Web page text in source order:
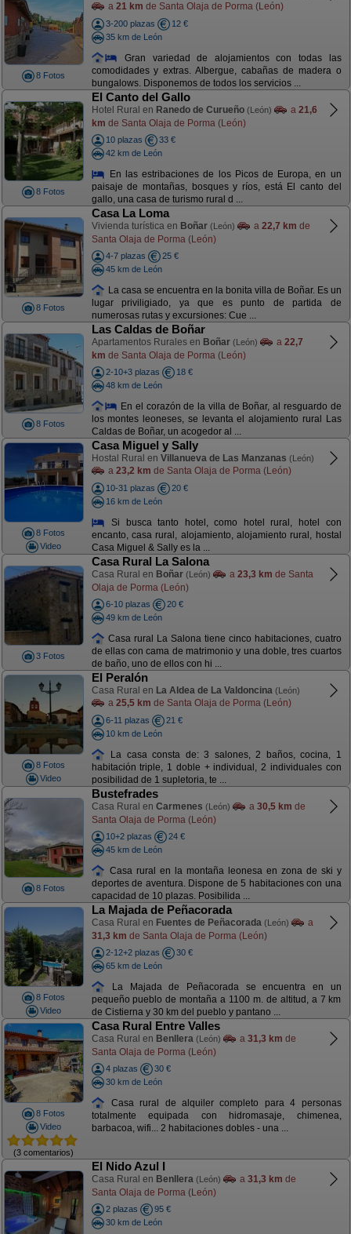
8 Fotos
a 21 km de Santa Olaja de Porma (León)
3-200 plazas
12 €
35 km de León
Gran variedad de alojamientos con todas las
comodidades y extras. Albergue, cabañas de madera o
bungalows. Disponemos de todos los servicios ...
8 Fotos
El Canto del Gallo
Hotel Rural en Ranedo de Curueño (León) a 21,6
km de Santa Olaja de Porma (León)
10 plazas
33 €
42 km de León
En las estribaciones de los Picos de Europa, en un
paisaje de montañas, bosques y ríos, está El canto del
gallo, una casa de turismo rural d ...
8 Fotos
Casa La Loma
Vivienda turística en Boñar (León) a 22,7 km de
Santa Olaja de Porma (León)
4-7 plazas
25 €
45 km de León
La casa se encuentra en la bonita villa de Boñar. Es un
lugar priviligiado, ya que es punto de partida de
numerosas rutas y excursiones: Cue ...
8 Fotos
Las Caldas de Boñar
Apartamentos Rurales en Boñar (León) a 22,7
km de Santa Olaja de Porma (León)
2-10+3 plazas
18 €
48 km de León
En el corazón de la villa de Boñar, al resguardo de
los montes leoneses, se levanta el alojamiento rural Las
Caldas de Boñar, un acogedor al ...
8 Fotos
Video
Casa Miguel y Sally
Hostal Rural en Villanueva de Las Manzanas (León)
a 23,2 km de Santa Olaja de Porma (León)
10-31 plazas
20 €
16 km de León
Si busca tanto hotel, como hotel rural, hotel con
encanto, casa rural, alojamiento, alojamiento rural, hostal
Casa Miguel & Sally es la ...
3 Fotos
Casa Rural La Salona
Casa Rural en Boñar (León) a 23,3 km de Santa
Olaja de Porma (León)
6-10 plazas
20 €
49 km de León
Casa rural La Salona tiene cinco habitaciones, cuatro
de ellas con cama de matrimonio y una doble, tres cuartos
de baño, uno de ellos con hi ...
8 Fotos
Video
El Peralón
Casa Rural en La Aldea de La Valdoncina (León)
a 25,5 km de Santa Olaja de Porma (León)
6-11 plazas
21 €
10 km de León
La casa consta de: 3 salones, 2 baños, cocina, 1
habitación triple, 1 doble + individual, 2 individuales con
posibilidad de 1 supletoria, te ...
8 Fotos
Bustefrades
Casa Rural en Carmenes (León) a 30,5 km de
Santa Olaja de Porma (León)
10+2 plazas
24 €
45 km de León
Casa rural en la montaña leonesa en zona de ski y
deportes de aventura. Dispone de 5 habitaciones con una
capacidad de 10 plazas. Posibilida ...
8 Fotos
Video
La Majada de Peñacorada
Casa Rural en Fuentes de Peñacorada (León)
a
31,3 km de Santa Olaja de Porma (León)
2-12+2 plazas
30 €
65 km de León
La Majada de Peñacorada se encuentra en un
pequeño pueblo de montaña a 1100 m. de altitud, a 7 km
de Cistierna y 30 km del pueblo y pantano ...
8 Fotos
Video
(3 comentarios)
Casa Rural Entre Valles
Casa Rural en Benllera (León) a 31,3 km de
Santa Olaja de Porma (León)
4 plazas
30 €
30 km de León
Casa rural de alquiler completo para 4 personas
totalmente equipada con hidromasaje, chimenea,
barbacoa, wifi... 2 habitaciones dobles - una ...
El Nido Azul I
Casa Rural en Benllera (León) a 31,3 km de
Santa Olaja de Porma (León)
2 plazas
95 €
30 km de León